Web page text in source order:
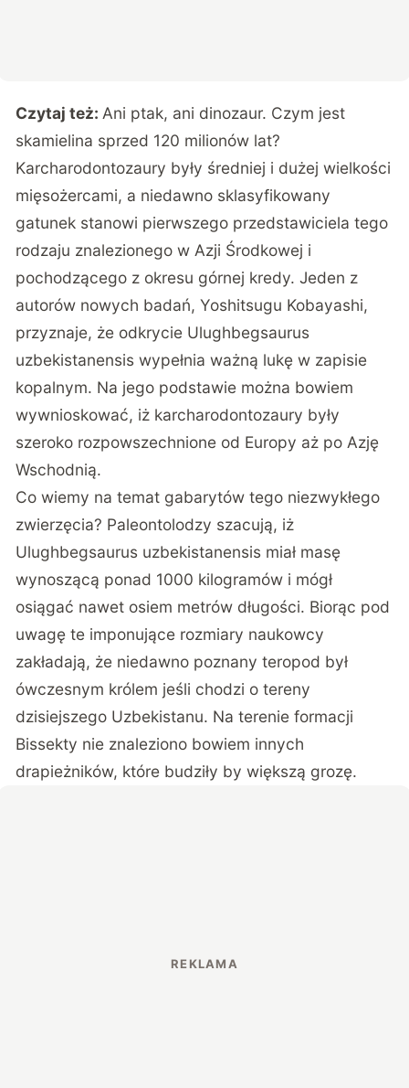
Czytaj też: Ani ptak, ani dinozaur. Czym jest
skamielina sprzed 120 milionów lat?
Karcharodontozaury były średniej i dużej wielkości
mięsożercami, a niedawno sklasyfikowany
gatunek stanowi pierwszego przedstawiciela tego
rodzaju znalezionego w Azji Środkowej i
pochodzącego z okresu górnej kredy. Jeden z
autorów nowych badań, Yoshitsugu Kobayashi,
przyznaje, że odkrycie Ulughbegsaurus
uzbekistanensis wypełnia ważną lukę w zapisie
kopalnym. Na jego podstawie można bowiem
wywnioskować, iż karcharodontozaury były
szeroko rozpowszechnione od Europy aż po Azję
Wschodnią.
Co wiemy na temat gabarytów tego niezwykłego
zwierzęcia? Paleontolodzy szacują, iż
Ulughbegsaurus uzbekistanensis miał masę
wynoszącą ponad 1000 kilogramów i mógł
osiągać nawet osiem metrów długości. Biorąc pod
uwagę te imponujące rozmiary naukowcy
zakładają, że niedawno poznany teropod był
ówczesnym królem jeśli chodzi o tereny
dzisiejszego Uzbekistanu. Na terenie formacji
Bissekty nie znaleziono bowiem innych
drapieżników, które budziły by większą grozę.